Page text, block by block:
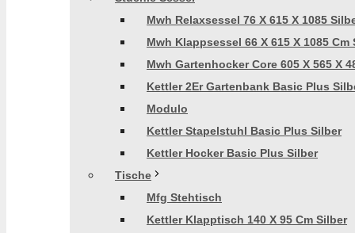
Mwh Relaxsessel 76 X 615 X 1085
Mwh Klappsessel 66 X 615 X 1085 Cm
Mwh Gartenhocker Core 605 X 565 X
Kettler 2Er Gartenbank Basic Plus
Modulo
Kettler Stapelstuhl Basic Plus Silber
Kettler Hocker Basic Plus Silber
Tische
Mfg Stehtisch
Kettler Klapptisch 140 X 95 Cm Silber